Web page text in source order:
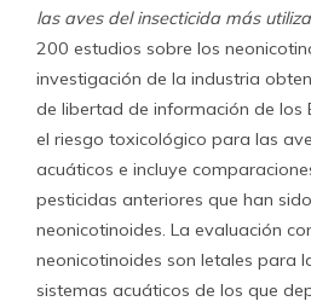
las aves del insecticida más
200 estudios sobre los
investigación de la industria
de libertad de información de los
el riesgo toxicológico para las
acuáticos e incluye
pesticidas anteriores que han
neonicotinoides. La evaluación
neonicotinoides son letales para
sistemas acuáticos de los que